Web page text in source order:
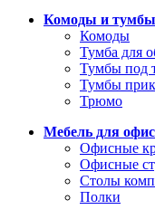
Комоды и тумбы
Комоды
Тумба для
Тумбы под
Тумбы
Трюмо
Мебель для
Офисные
Офисные
Столы
Полки